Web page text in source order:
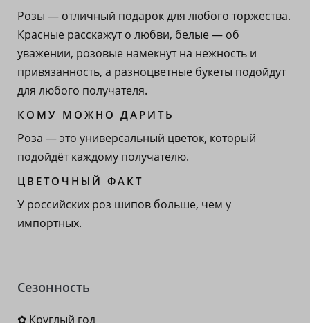
Розы — отличный подарок для любого торжества.
Красные расскажут о любви, белые — об
уважении, розовые намекнут на нежность и
привязанность, а разноцветные букеты подойдут
для любого получателя.
КОМУ МОЖНО ДАРИТЬ
Роза — это универсальный цветок, который
подойдёт каждому получателю.
ЦВЕТОЧНЫЙ ФАКТ
У российских роз шипов больше, чем у
импортных.
Сезонность
✿ Круглый год